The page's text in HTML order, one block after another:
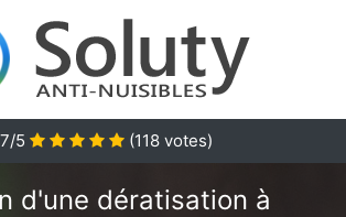
/5 (118 votes)
d'une dératisation à